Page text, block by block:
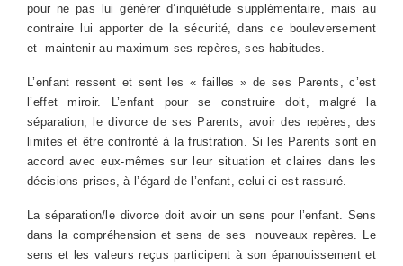
pour ne pas lui générer d’inquiétude supplémentaire, mais au
contraire lui apporter de la sécurité, dans ce bouleversement
et maintenir au maximum ses repères, ses habitudes.
L’enfant ressent et sent les « failles » de ses Parents, c’est
l’effet miroir. L’enfant pour se construire doit, malgré la
séparation, le divorce de ses Parents, avoir des repères, des
limites et être confronté à la frustration. Si les Parents sont en
accord avec eux-mêmes sur leur situation et claires dans les
décisions prises, à l’égard de l’enfant, celui-ci est rassuré.
La séparation/le divorce doit avoir un sens pour l’enfant. Sens
dans la compréhension et sens de ses nouveaux repères. Le
sens et les valeurs reçus participent à son épanouissement et